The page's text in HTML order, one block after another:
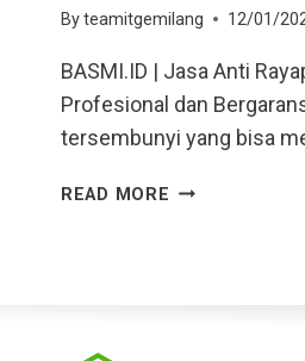
Byteamitgemilang 12/01/
BASMI.ID | Jasa Anti
Profesional dan
tersembunyi yang bisa
READ MORE